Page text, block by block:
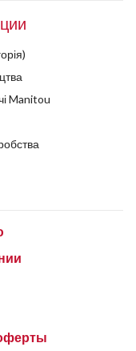
Manitou